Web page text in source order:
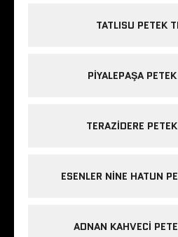
TATLISU PETEK
PIYALEPAŞA
TERAZIDERE
ESENLER NINE HATUN
ADNAN KAHVECI